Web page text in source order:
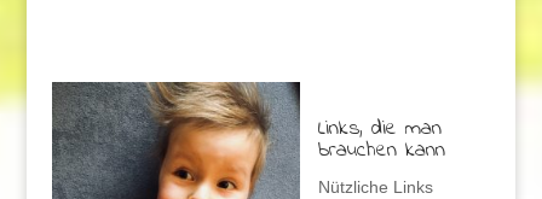
Links, die man
brauchen kann
Nützliche Links